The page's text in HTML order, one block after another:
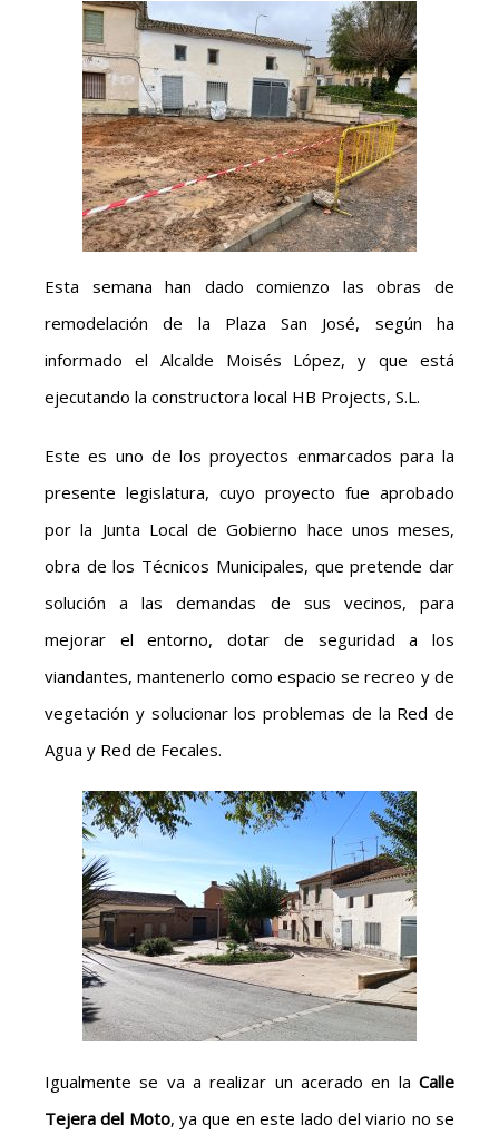
Esta semana han dado comienzo las obras de
remodelación de la Plaza San José, según ha
informado el Alcalde Moisés López, y que está
ejecutando la constructora local HB Projects, S.L.
Este es uno de los proyectos enmarcados para la
presente legislatura, cuyo proyecto fue aprobado
por la Junta Local de Gobierno hace unos meses,
obra de los Técnicos Municipales, que pretende dar
solución a las demandas de sus vecinos, para
mejorar el entorno, dotar de seguridad a los
viandantes, mantenerlo como espacio se recreo y de
vegetación y solucionar los problemas de la Red de
Agua y Red de Fecales.
Igualmente se va a realizar un acerado en la Calle
Tejera del Moto, ya que en este lado del viario no se